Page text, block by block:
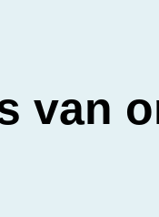
van